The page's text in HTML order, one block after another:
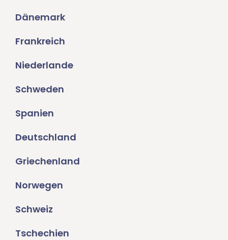
Dänemark
Frankreich
Niederlande
Schweden
Spanien
Deutschland
Griechenland
Norwegen
Schweiz
Tschechien